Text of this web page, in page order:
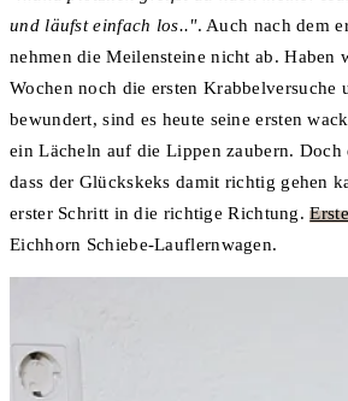
und läufst einfach los..". Auch nach dem
nehmen die Meilensteine nicht ab. Haben
Wochen noch die ersten Krabbelversuche
bewundert, sind es heute seine ersten
ein Lächeln auf die Lippen zaubern. Doch
dass der Glückskeks damit richtig gehen
erster Schritt in die richtige Richtung.
Eichhorn Schiebe-Lauflernwagen.